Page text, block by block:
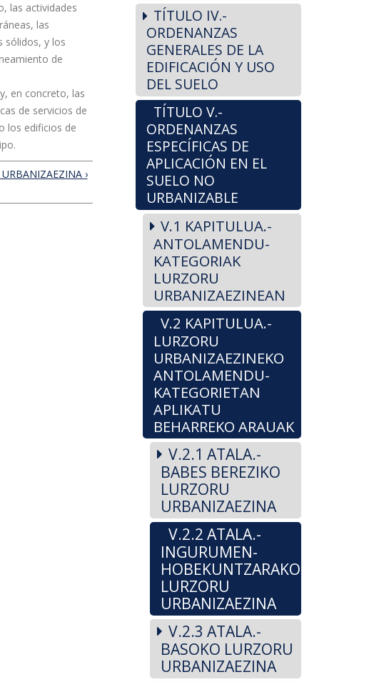
las actividades
las
sólidos, y los
de
en concreto, las
de servicios de
los edificios de
›
TÍTULO IV.-
ORDENANZAS
GENERALES DE LA
EDIFICACIÓN Y USO
DEL SUELO
TÍTULO V.-
ORDENANZAS
ESPECÍFICAS DE
APLICACIÓN EN EL
SUELO NO
URBANIZABLE
V.1 KAPITULUA.-
ANTOLAMENDU-
KATEGORIAK
LURZORU
URBANIZAEZINEAN
V.2 KAPITULUA.-
LURZORU
URBANIZAEZINEKO
ANTOLAMENDU-
KATEGORIETAN
APLIKATU
BEHARREKO ARAUAK
V.2.1 ATALA.-
BABES BEREZIKO
LURZORU
URBANIZAEZINA
V.2.2 ATALA.-
INGURUMEN-
HOBEKUNTZARAKO
LURZORU
URBANIZAEZINA
V.2.3 ATALA.-
BASOKO LURZORU
URBANIZAEZINA